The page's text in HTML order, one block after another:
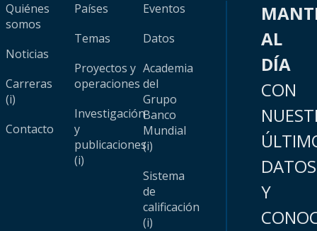
Quiénes
somos
Noticias
Carreras
(i)
Contacto
Países
Temas
Proyectos y
operaciones
Investigación
y
publicaciones
(i)
Eventos
Datos
Academia
del
Grupo
Banco
Mundial
(i)
Sistema
de
calificación
(i)
AL
DÍA
CON
DATOS
Y